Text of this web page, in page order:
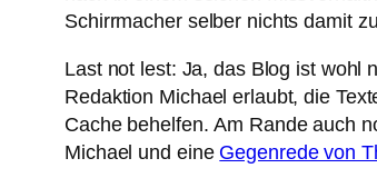
Schirrmacher selber nichts damit
Last not lest: Ja, das Blog ist wohl
Redaktion Michael erlaubt, die
Cache behelfen. Am Rande auch
Michael und eine Gegenrede von